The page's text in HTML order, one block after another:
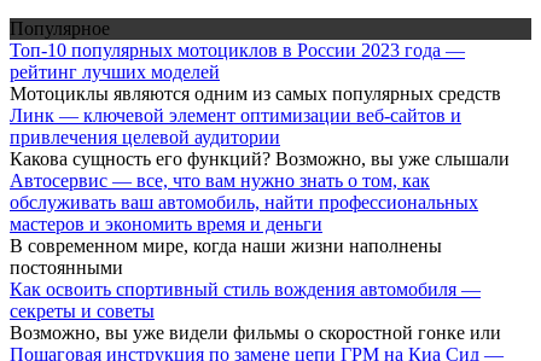
Популярное
Топ-10 популярных мотоциклов в России 2023 года —
рейтинг лучших моделей
Мотоциклы являются одним из самых популярных средств
Линк — ключевой элемент оптимизации веб-сайтов и
привлечения целевой аудитории
Какова сущность его функций? Возможно, вы уже слышали
Автосервис — все, что вам нужно знать о том, как
обслуживать ваш автомобиль, найти профессиональных
мастеров и экономить время и деньги
В современном мире, когда наши жизни наполнены
постоянными
Как освоить спортивный стиль вождения автомобиля —
секреты и советы
Возможно, вы уже видели фильмы о скоростной гонке или
Пошаговая инструкция по замене цепи ГРМ на Киа Сид —